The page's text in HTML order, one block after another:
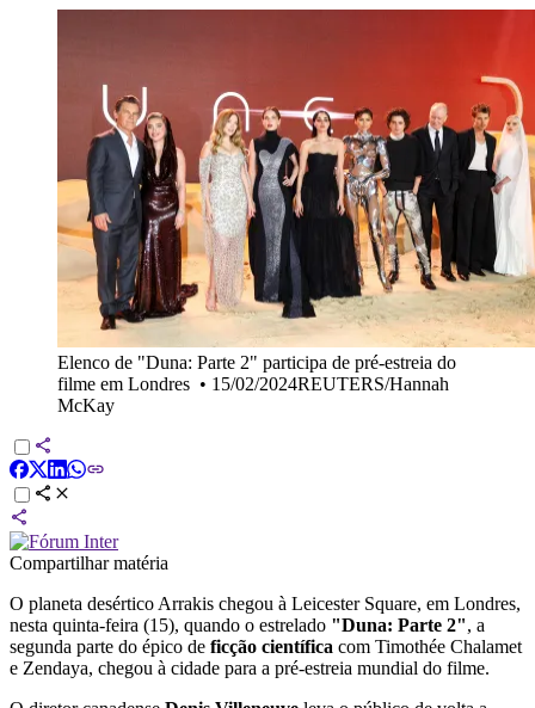
Elenco de "Duna: Parte 2" participa de pré-estreia do
filme em Londres • 15/02/2024REUTERS/Hannah
McKay
Compartilhar matéria
O planeta desértico Arrakis chegou à Leicester Square, em Londres,
nesta quinta-feira (15), quando o estrelado "Duna: Parte 2", a
segunda parte do épico de ficção científica com Timothée Chalamet
e Zendaya, chegou à cidade para a pré-estreia mundial do filme.